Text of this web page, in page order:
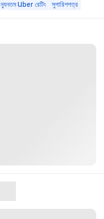
ন্যূনতম Uber রেটিং সুপারিশপত্র